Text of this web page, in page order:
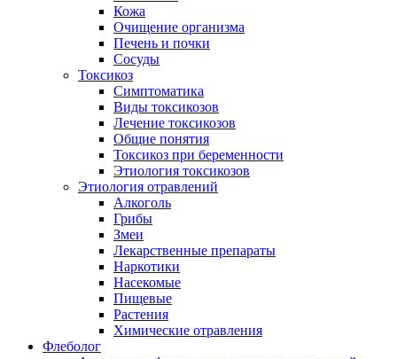
Кожа
Очищение организма
Печень и почки
Сосуды
Токсикоз
Cимптоматика
Виды токсикозов
Лечение токсикозов
Общие понятия
Токсикоз при беременности
Этиология токсикозов
Этиология отравлений
Алкоголь
Грибы
Змеи
Лекарственные препараты
Наркотики
Насекомые
Пищевые
Растения
Химические отравления
Флеболог